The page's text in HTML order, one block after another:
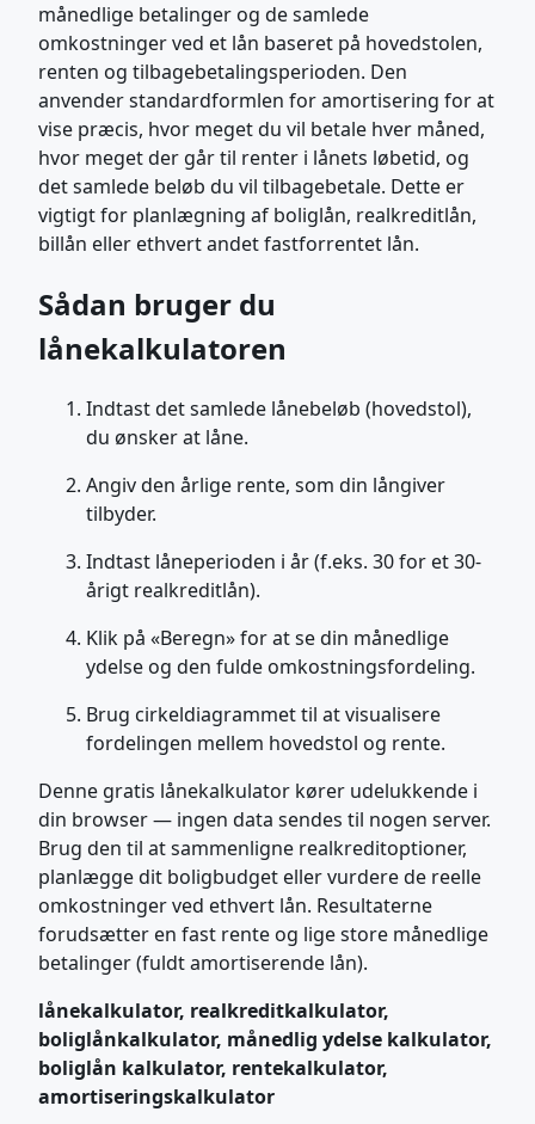
månedlige betalinger og de samlede
omkostninger ved et lån baseret på hovedstolen,
renten og tilbagebetalingsperioden. Den
anvender standardformlen for amortisering for at
vise præcis, hvor meget du vil betale hver måned,
hvor meget der går til renter i lånets løbetid, og
det samlede beløb du vil tilbagebetale. Dette er
vigtigt for planlægning af boliglån, realkreditlån,
billån eller ethvert andet fastforrentet lån.
Sådan bruger du
lånekalkulatoren
Indtast det samlede lånebeløb (hovedstol),
du ønsker at låne.
Angiv den årlige rente, som din långiver
tilbyder.
Indtast låneperioden i år (f.eks. 30 for et 30-
årigt realkreditlån).
Klik på «Beregn» for at se din månedlige
ydelse og den fulde omkostningsfordeling.
Brug cirkeldiagrammet til at visualisere
fordelingen mellem hovedstol og rente.
Denne gratis lånekalkulator kører udelukkende i
din browser — ingen data sendes til nogen server.
Brug den til at sammenligne realkreditoptioner,
planlægge dit boligbudget eller vurdere de reelle
omkostninger ved ethvert lån. Resultaterne
forudsætter en fast rente og lige store månedlige
betalinger (fuldt amortiserende lån).
lånekalkulator, realkreditkalkulator,
boliglånkalkulator, månedlig ydelse kalkulator,
boliglån kalkulator, rentekalkulator,
amortiseringskalkulator